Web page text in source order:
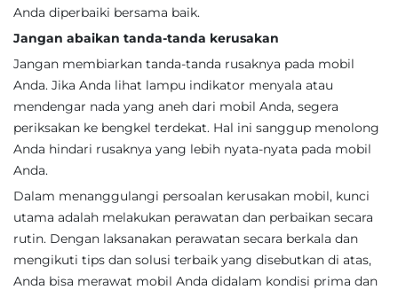
Anda diperbaiki bersama baik.
Jangan abaikan tanda-tanda kerusakan
Jangan membiarkan tanda-tanda rusaknya pada mobil
Anda. Jika Anda lihat lampu indikator menyala atau
mendengar nada yang aneh dari mobil Anda, segera
periksakan ke bengkel terdekat. Hal ini sanggup menolong
Anda hindari rusaknya yang lebih nyata-nyata pada mobil
Anda.
Dalam menanggulangi persoalan kerusakan mobil, kunci
utama adalah melakukan perawatan dan perbaikan secara
rutin. Dengan laksanakan perawatan secara berkala dan
mengikuti tips dan solusi terbaik yang disebutkan di atas,
Anda bisa merawat mobil Anda didalam kondisi prima dan